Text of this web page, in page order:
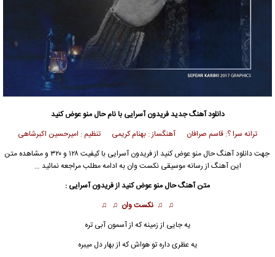
دانلود آهنگ جدیدفریدون آسرایی با نام حال منو عوض کنید
ترانه سرا ؟: قاسم صرافان آهنگساز : بهنام کریمی تنظیم : امیرحسین اکبرشاهی
جهت دانلود آهنگ حال منو عوض کنید ازفریدون آسرایی
با کیفیت ۱۲۸ و ۳۲۰ و مشاهده متن
این آهنگ از رسانه موسیقی نکست وان به ادامه مطلب مراجعه نمائید …
متن آهنگ حال منو عوض کنید ازفریدون آسرایی :
♫ ♫ نکست وان ♫ ♫
یه جایی از زمینه که از آسمون آبی تره
یه عظری داره تو هواش که از بهار دل میبره